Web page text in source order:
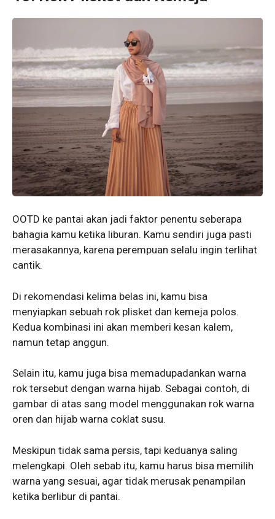
OOTD ke pantai akan jadi faktor penentu seberapa
bahagia kamu ketika liburan. Kamu sendiri juga pasti
merasakannya, karena perempuan selalu ingin terlihat
cantik.
Di rekomendasi kelima belas ini, kamu bisa
menyiapkan sebuah rok plisket dan kemeja polos.
Kedua kombinasi ini akan memberi kesan kalem,
namun tetap anggun.
Selain itu, kamu juga bisa memadupadankan warna
rok tersebut dengan warna hijab. Sebagai contoh, di
gambar di atas sang model menggunakan rok warna
oren dan hijab warna coklat susu.
Meskipun tidak sama persis, tapi keduanya saling
melengkapi. Oleh sebab itu, kamu harus bisa memilih
warna yang sesuai, agar tidak merusak penampilan
ketika berlibur di pantai.